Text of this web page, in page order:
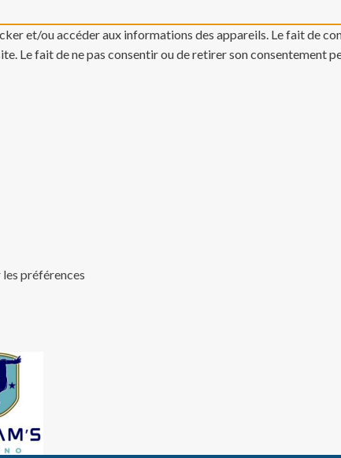
et/ou accéder aux informations des appareils. Le fait de
Le fait de ne pas consentir ou de retirer son consentement
préférences